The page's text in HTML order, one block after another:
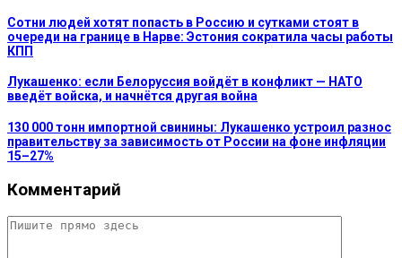
Сотни людей хотят попасть в Россию и сутками стоят в
очереди на границе в Нарве: Эстония сократила часы работы
КПП
Лукашенко: если Белоруссия войдёт в конфликт — НАТО
введёт войска, и начнётся другая война
130 000 тонн импортной свинины: Лукашенко устроил разнос
правительству за зависимость от России на фоне инфляции
15–27%
Комментарий